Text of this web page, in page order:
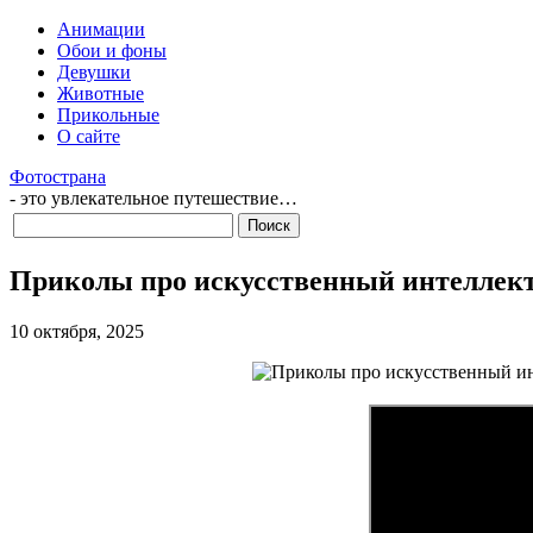
Анимации
Обои и фоны
Девушки
Животные
Прикольные
О сайте
Фотострана
- это увлекательное путешествие…
Приколы про искусственный
10 октября, 2025